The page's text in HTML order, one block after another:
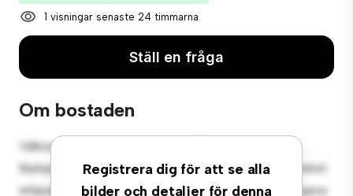
1 visningar senaste 24 timmarna
Ställ en fråga
Om bostaden
Registrera dig för att se alla
bilder och detaljer för denna
Välkommen till ditt nya urbana tillflyktsort på
Barkassvägen, Lidingö! Denna moderna 2-rumslägenhet
erbjuder ett elegant och mysigt vardagsrum. Den öppna